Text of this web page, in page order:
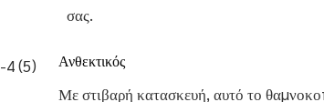
σας.
Ανθεκτικός
Με στιβαρή κατασκευή, αυτό το